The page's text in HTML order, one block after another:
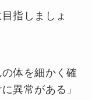
指しましょ
体を細かく確
異常がある」